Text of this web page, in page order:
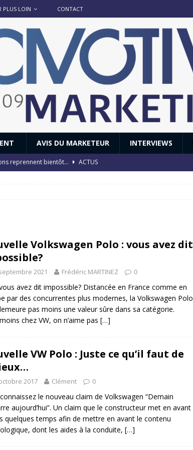
PLUS LOIN CONTACT
AVIS DU MARKETEUR INTERVIEWS
reprennent bientôt…
ACTUS
Honda dévoile un spot publicitaire… confiné! ACTUS
Volkswagen Polo : vous avez dit
2021 Frédéric MARTINEZ 0
avez dit impossible? Distancée en France comme en
par des concurrentes plus modernes, la Volkswagen Polo
pas moins une valeur sûre dans sa catégorie.
chez VW, on n’aime pas […]
VW Polo : Juste ce qu’il faut de
2017 Clément 0
le nouveau claim de Volkswagen “Demain
aujourd’hui”. Un claim que le constructeur met en avant
quelques temps afin de mettre en avant le contenu
dont les aides à la conduite, […]